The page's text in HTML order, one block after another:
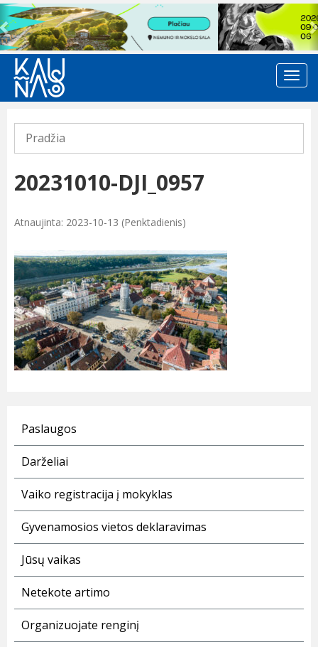
Previous
Pradžia
20231010-DJI_0957
Atnaujinta: 2023-10-13 (Penktadienis)
Paslaugos
Darželiai
Vaiko registracija į mokyklas
Gyvenamosios vietos deklaravimas
Jūsų vaikas
Netekote artimo
Organizuojate renginį